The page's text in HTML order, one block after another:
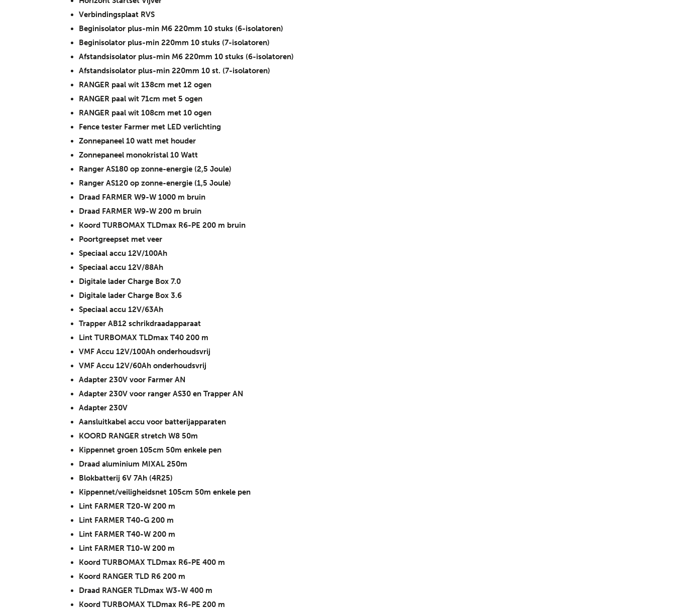
Verbindingsplaat RVS
Beginisolator plus-min M6 220mm 10 stuks (6-isolatoren)
Beginisolator plus-min 220mm 10 stuks (7-isolatoren)
Afstandsisolator plus-min M6 220mm 10 stuks (6-isolatoren)
Afstandsisolator plus-min 220mm 10 st. (7-isolatoren)
RANGER paal wit 138cm met 12 ogen
RANGER paal wit 71cm met 5 ogen
RANGER paal wit 108cm met 10 ogen
Fence tester Farmer met LED verlichting
Zonnepaneel 10 watt met houder
Zonnepaneel monokristal 10 Watt
Ranger AS180 op zonne-energie (2,5 Joule)
Ranger AS120 op zonne-energie (1,5 Joule)
Draad FARMER W9-W 1000 m bruin
Draad FARMER W9-W 200 m bruin
Koord TURBOMAX TLDmax R6-PE 200 m bruin
Poortgreepset met veer
Speciaal accu 12V/100Ah
Speciaal accu 12V/88Ah
Digitale lader Charge Box 7.0
Digitale lader Charge Box 3.6
Speciaal accu 12V/63Ah
Trapper AB12 schrikdraadapparaat
Lint TURBOMAX TLDmax T40 200 m
VMF Accu 12V/100Ah onderhoudsvrij
VMF Accu 12V/60Ah onderhoudsvrij
Adapter 230V voor Farmer AN
Adapter 230V voor ranger AS30 en Trapper AN
Adapter 230V
Aansluitkabel accu voor batterijapparaten
KOORD RANGER stretch W8 50m
Kippennet groen 105cm 50m enkele pen
Draad aluminium MIXAL 250m
Blokbatterij 6V 7Ah (4R25)
Kippennet/veiligheidsnet 105cm 50m enkele pen
Lint FARMER T20-W 200 m
Lint FARMER T40-G 200 m
Lint FARMER T40-W 200 m
Lint FARMER T10-W 200 m
Koord TURBOMAX TLDmax R6-PE 400 m
Koord RANGER TLD R6 200 m
Draad RANGER TLDmax W3-W 400 m
Koord TURBOMAX TLDmax R6-PE 200 m